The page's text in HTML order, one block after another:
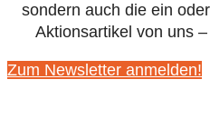
sondern auch die ein
Aktionsartikel von uns
Zum Newsletter anmelden!